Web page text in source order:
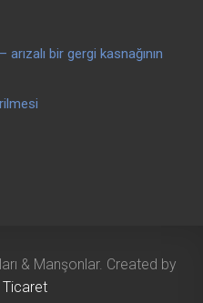
bir gergi kasnağının
& Manşonlar. Created by
Ticaret